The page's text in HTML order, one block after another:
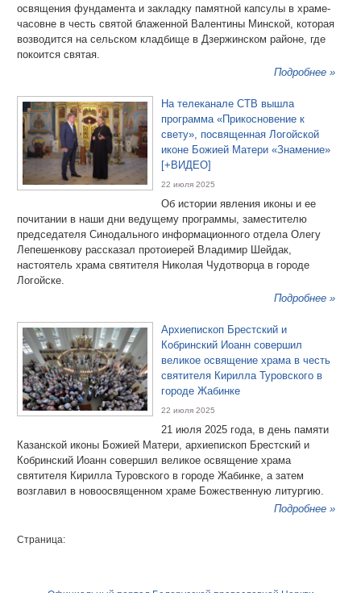
освящения фундамента и закладку памятной капсулы в храме-
часовне в честь святой блаженной Валентины Минской, которая
возводится на сельском кладбище в Дзержинском районе, где
покоится святая.
Подробнее »
На телеканале СТВ вышла
программа «Прикосновение к
свету», посвященная Логойской
иконе Божией Матери «Знамение»
[+ВИДЕО]
22 июля 2025
Об истории явления иконы и ее
почитании в наши дни ведущему программы, заместителю
председателя Синодального информационного отдела Олегу
Лепешенкову рассказал протоиерей Владимир Шейдак,
настоятель храма святителя Николая Чудотворца в городе
Логойске.
Подробнее »
Архиепископ Брестский и
Кобринский Иоанн совершил
великое освящение храма в честь
святителя Кирилла Туровского в
городе Жабинке
22 июля 2025
21 июля 2025 года, в день памяти
Казанской иконы Божией Матери, архиепископ Брестский и
Кобринский Иоанн совершил великое освящение храма
святителя Кирилла Туровского в городе Жабинке, а затем
возглавил в новоосвященном храме Божественную литургию.
Подробнее »
Страница: